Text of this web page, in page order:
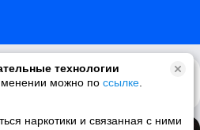
технологии
можно по ссылке
наркотики и связанная с ними